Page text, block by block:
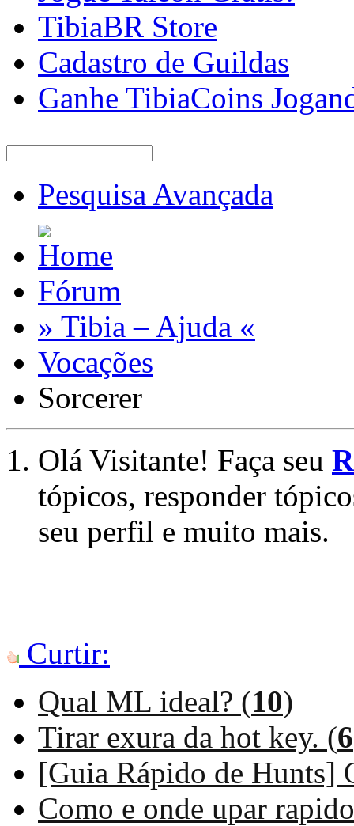
TibiaBR Store
Cadastro de Guildas
Ganhe TibiaCoins
Pesquisa Avançada
Fórum
» Tibia – Ajuda «
Vocações
Sorcerer
Olá Visitante! Faça seu
tópicos, responder
seu perfil e muito mais.
Curtir:
Qual ML ideal? (10)
Tirar exura da hot key. (6
[Guia Rápido de Hunts]
Como e onde upar